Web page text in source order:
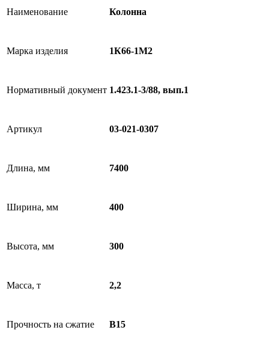
Наименование Колонна
Марка изделия 1К66-1М2
Нормативный документ 1.423.1-3/88, вып.1
Артикул 03-021-0307
Длина, мм 7400
Ширина, мм 400
Высота, мм 300
Масса, т 2,2
Прочность на сжатие B15